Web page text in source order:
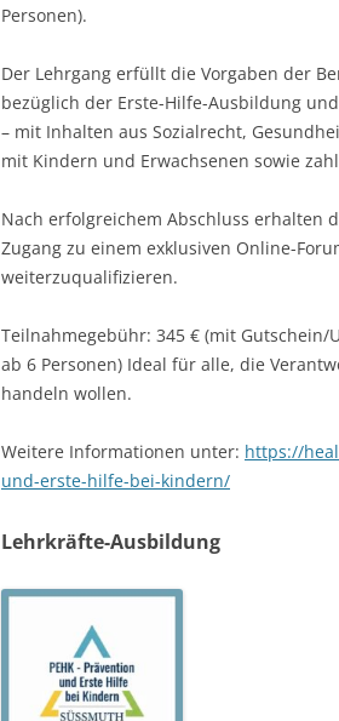
Personen).
Der Lehrgang erfüllt die Vorgaben der
bezüglich der Erste-Hilfe-Ausbildung
– mit Inhalten aus Sozialrecht,
mit Kindern und Erwachsenen sowie
Nach erfolgreichem Abschluss erhalten
Zugang zu einem exklusiven Online-
weiterzuqualifizieren.
Teilnahmegebühr: 345 € (mit Gutschein/
ab 6 Personen) Ideal für alle, die
handeln wollen.
Weitere Informationen unter: https://
und-erste-hilfe-bei-kindern/
Lehrkräfte-Ausbildung